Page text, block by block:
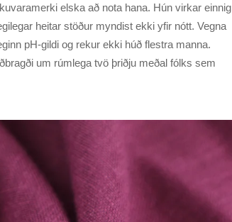
elska að nota hana. Hún virkar einnig
heitar stöður myndist ekki yfir nótt. Vegna
pH-gildi og rekur ekki húð flestra manna.
um rúmlega tvö þriðju meðal fólks sem